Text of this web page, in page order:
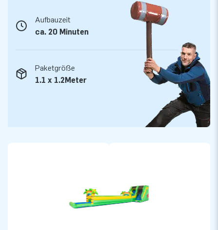
Aufbauzeit
ca. 20 Minuten
Paketgröße
1.1 x 1.2Meter